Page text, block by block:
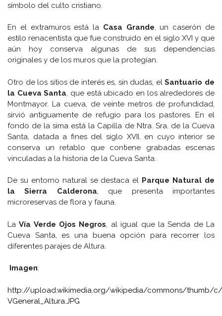
símbolo del culto cristiano.
En el extramuros está la Casa Grande, un caserón de
estilo renacentista que fue construido en el siglo XVI y que
aún hoy conserva algunas de sus dependencias
originales y de los muros que la protegían.
Otro de los sitios de interés es, sin dudas, elSantuario de
la Cueva Santa , que está ubicado en los alrededores de
Montmayor. La cueva, de veinte metros de profundidad,
sirvió antiguamente de refugio para los pastores. En el
fondo de la sima está la Capilla de Ntra. Sra. de la Cueva
Santa, datada a fines del siglo XVII, en cuyo interior se
conserva un retablo que contiene grabadas escenas
vinculadas a la historia de la Cueva Santa.
De su entorno natural se destaca el Parque Natural de
la Sierra Calderona, que presenta importantes
microreservas de flora y fauna.
LaVía Verde Ojos Negros , al igual que la Senda de La
Cueva Santa, es una buena opción para recorrer los
diferentes parajes de Altura.
Imagen:
http://upload.wikimedia.org/wikipedia/commons/thumb/c/
VGeneral_Altura.JPG